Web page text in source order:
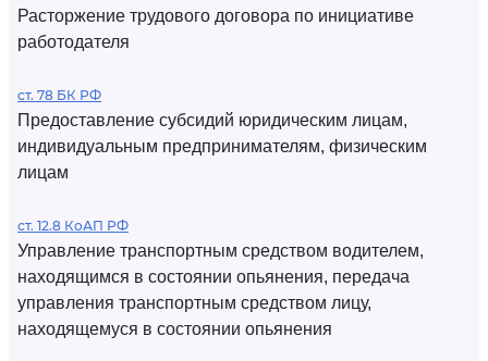
Расторжение трудового договора по инициативе
работодателя
ст. 78 БК РФ
Предоставление субсидий юридическим лицам,
индивидуальным предпринимателям, физическим
лицам
ст. 12.8 КоАП РФ
Управление транспортным средством водителем,
находящимся в состоянии опьянения, передача
управления транспортным средством лицу,
находящемуся в состоянии опьянения